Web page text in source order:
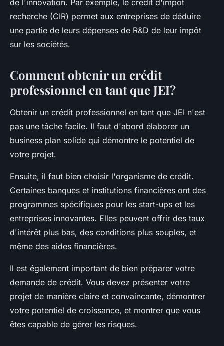
de l'innovation. Par exemple, le crédit d'impôt
recherche (CIR) permet aux entreprises de déduire
une partie de leurs dépenses de R&D de leur impôt
sur les sociétés.
Comment obtenir un crédit
professionnel en tant que JEI?
Obtenir un crédit professionnel en tant que JEI n'est
pas une tâche facile. Il faut d'abord élaborer un
business plan solide qui démontre le potentiel de
votre projet.
Ensuite, il faut bien choisir l'organisme de crédit.
Certaines banques et institutions financières ont des
programmes spécifiques pour les start-ups et les
entreprises innovantes. Elles peuvent offrir des taux
d'intérêt plus bas, des conditions plus souples, et
même des aides financières.
Il est également important de bien préparer votre
demande de crédit. Vous devez présenter votre
projet de manière claire et convaincante, démontrer
votre potentiel de croissance, et montrer que vous
êtes capable de gérer les risques.